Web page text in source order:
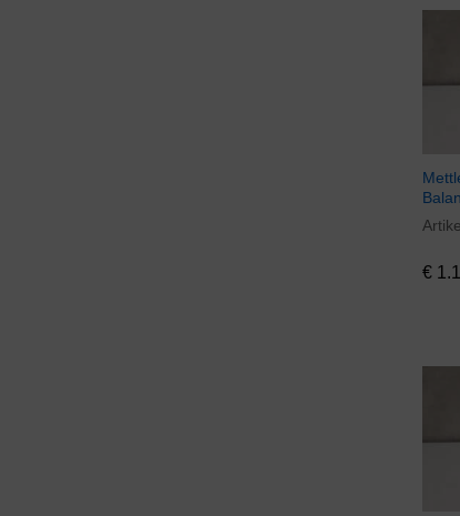
€
€